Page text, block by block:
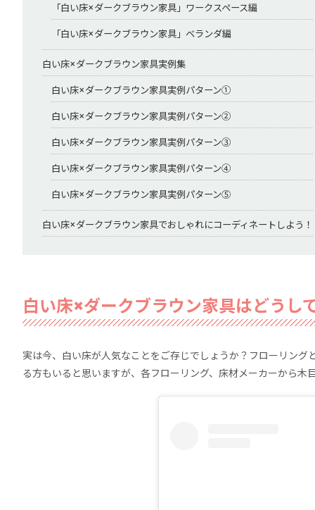
「白い床×ダークブラウン家具」ワークスペース編
「白い床×ダークブラウン家具」ベランダ編
白い床×ダークブラウン家具実例集
白い床×ダークブラウン家具実例パターン①
白い床×ダークブラウン家具実例パターン②
白い床×ダークブラウン家具実例パターン③
白い床×ダークブラウン家具実例パターン④
白い床×ダークブラウン家具実例パターン⑤
白い床×ダークブラウン家具でおしゃれにコーディネートしよう！
白い床×ダークブラウン家具はどうし
実は今、白い床が人気なことをご存じでしょうか？フローリン
る方もいると思いますが、各フローリング、床材メーカーから木